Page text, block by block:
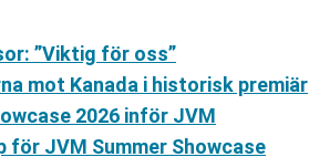
”Viktig för oss”
mot Kanada i historisk premiär
2026 inför JVM
för JVM Summer Showcase